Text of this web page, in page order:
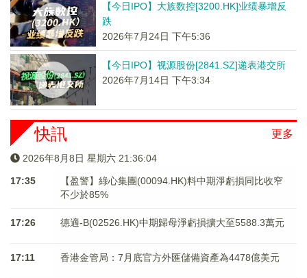
【今日IPO】大族数控[3200.HK]业绩暴增反
跌
2026年7月24日 下午5:36
【今日IPO】视源股份[2841.SZ]递表港交所
2026年7月14日 下午3:34
更多
快訊
2026年8月8日 星期六 21:36:04
17:35
【盈警】綠心集團(00094.HK)料中期淨虧損同比收窄
不少於85%
17:26 德適-B(02526.HK)中期歸母淨虧損擴大至5588.3萬元
17:11 香港金管局：7月底官方外匯儲備資產為4478億美元